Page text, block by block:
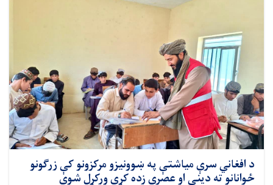
د افغاني سرې میاشتې په ښوونیزو مرکزونو کې زرګونو
ځوانانو ته ديني او عصري زده کړې ورکړل شوي